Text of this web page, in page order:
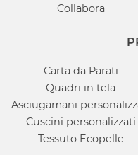
Collabora
Carta da Parati
Quadri in tela
Asciugamani
Cuscini personalizzati
Tessuto Ecopelle